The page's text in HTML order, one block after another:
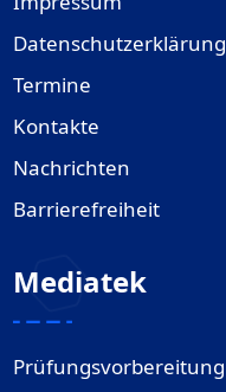
Datenschutzerklärung
Termine
Kontakte
Nachrichten
Barrierefreiheit
Mediatek
Prüfungsvorbereitung